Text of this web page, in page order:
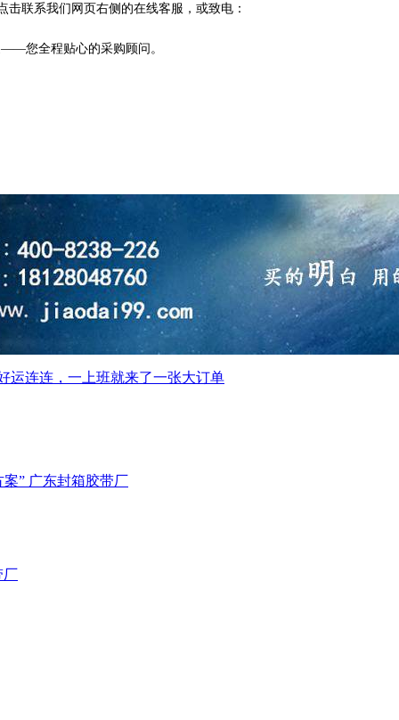
联系我们网页右侧的在线客服，或致电：
您全程贴心的采购顾问。
运连连，一上班就来了一张大订单
” 广东封箱胶带厂
厂